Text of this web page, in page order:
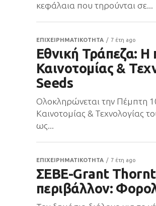
κεφάλαια που τηρούνται σε...
ΕΠΙΧΕΙΡΗΜΑΤΙΚΟΤΗΤΑ 7 έτη ago
Εθνική Τράπεζα:
Καινοτομίας &
Seeds
Ολοκληρώνεται την Πέμπτη
Καινοτομίας & Τεχνολογίας
ως...
ΕΠΙΧΕΙΡΗΜΑΤΙΚΟΤΗΤΑ 7 έτη ago
ΣΕΒΕ-Grant
περιβάλλον: